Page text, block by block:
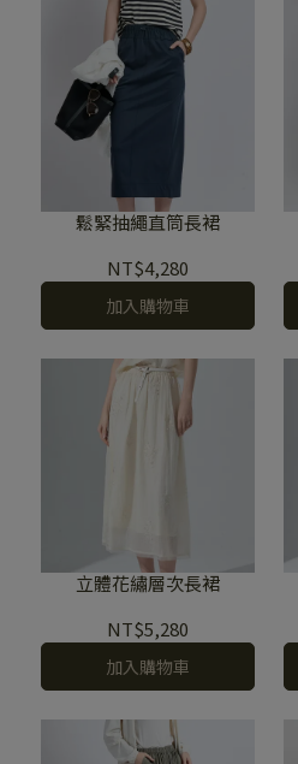
鬆緊抽繩直筒長裙
NT$4,280
加入購物車
立體花繡層次長裙
NT$5,280
加入購物車